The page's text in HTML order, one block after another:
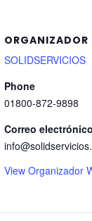
ORGANIZADOR
SOLIDSERVICIOS
Phone
01800-872-9898
Correo electrónico
View Organizador